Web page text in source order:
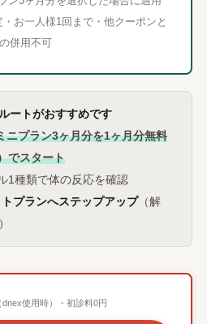
お一人様1回まで・他クーポンと
の併用不可
ートがおすすめです
プラン3ヶ月分を1ヶ月分無料
でスタート
1種類で体の反応を確認
プランへステップアップ（解
dnex使用時）・初診料0円